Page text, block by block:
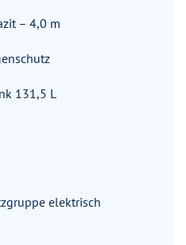
– 4,0 m
131,5 L
elektrisch